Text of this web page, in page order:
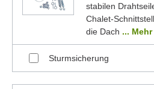
stabilen
Chalet-
die Dach ... Mehr
Sturmsicherung